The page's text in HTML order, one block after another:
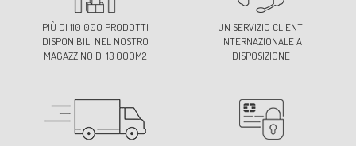
PIÙ DI 110 000 PRODOTTI
DISPONIBILI NEL NOSTRO
MAGAZZINO DI 13 000M2
UN SERVIZIO CLIENTI
INTERNAZIONALE A
DISPOSIZIONE